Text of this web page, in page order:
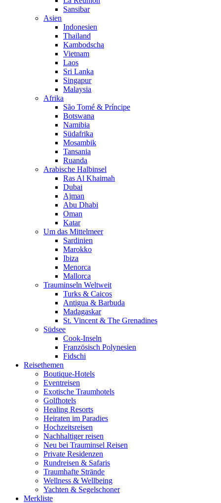
Sansibar
Asien
Indonesien
Thailand
Kambodscha
Vietnam
Laos
Sri Lanka
Singapur
Malaysia
Afrika
São Tomé & Príncipe
Botswana
Namibia
Südafrika
Mosambik
Tansania
Ruanda
Arabische Halbinsel
Ras Al Khaimah
Dubai
Ajman
Abu Dhabi
Oman
Katar
Um das Mittelmeer
Sardinien
Marokko
Ibiza
Menorca
Mallorca
Trauminseln Weltweit
Turks & Caicos
Antigua & Barbuda
Madagaskar
St. Vincent & The Grenadines
Südsee
Cook-Inseln
Französisch Polynesien
Fidschi
Reisethemen
Boutique-Hotels
Eventreisen
Exotische Traumhotels
Golfhotels
Healing Resorts
Heiraten im Paradies
Hochzeitsreisen
Nachhaltiger reisen
Neu bei Trauminsel Reisen
Private Residenzen
Rundreisen & Safaris
Traumhafte Strände
Wellness & Wellbeing
Yachten & Segelschoner
Merkliste